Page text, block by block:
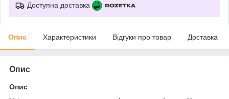
Доступна доставка
Опис Характеристики Відгуки про товар Доставка
Опис
Опис